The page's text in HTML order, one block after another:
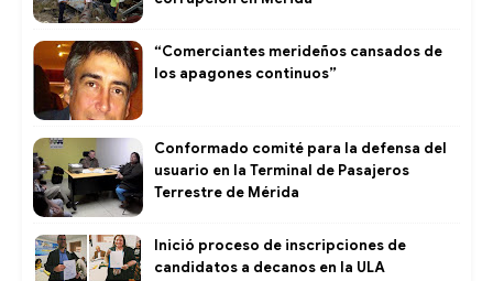
“Comerciantes merideños cansados de
los apagones continuos”
Conformado comité para la defensa del
usuario en la Terminal de Pasajeros
Terrestre de Mérida
Inició proceso de inscripciones de
candidatos a decanos en la ULA